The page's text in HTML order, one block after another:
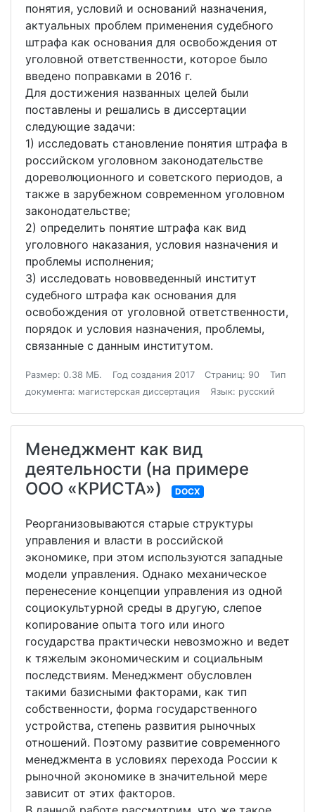
понятия, условий и оснований назначения,
актуальных проблем применения судебного
штрафа как основания для освобождения от
уголовной ответственности, которое было
введено поправками в 2016 г.
Для достижения названных целей были
поставлены и решались в диссертации
следующие задачи:
1) исследовать становление понятия штрафа в
российском уголовном законодательстве
дореволюционного и советского периодов, а
также в зарубежном современном уголовном
законодательстве;
2) определить понятие штрафа как вид
уголовного наказания, условия назначения и
проблемы исполнения;
3) исследовать нововведенный институт
судебного штрафа как основания для
освобождения от уголовной ответственности,
порядок и условия назначения, проблемы,
связанные с данным институтом.
Размер: 0.38 МБ. Год создания 2017 Страниц: 90
Тип
документа: магистерская диссертация
Язык: русский
Менеджмент как вид
деятельности (на примере
ООО «КРИСТА»)
DOCX
Реорганизовываются старые структуры
управления и власти в российской
экономике, при этом используются западные
модели управления. Однако механическое
перенесение концепции управления из одной
социокультурной среды в другую, слепое
копирование опыта того или иного
государства практически невозможно и ведет
к тяжелым экономическим и социальным
последствиям. Менеджмент обусловлен
такими базисными факторами, как тип
собственности, форма государственного
устройства, степень развития рыночных
отношений. Поэтому развитие современного
менеджмента в условиях перехода России к
рыночной экономике в значительной мере
зависит от этих факторов.